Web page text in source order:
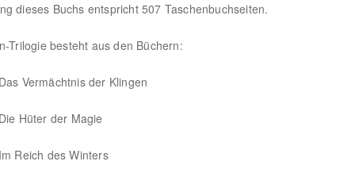
dieses Buchs entspricht 507 Taschenbuchseiten.
Trilogie besteht aus den Büchern:
Vermächtnis der Klingen
Hüter der Magie
Reich des Winters